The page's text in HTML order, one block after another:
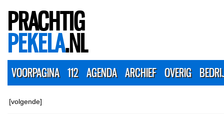
PRACHTIG
PEKELA.NL
VOORPAGINA 112 AGENDA ARCHIEF OVERIG
[volgende]